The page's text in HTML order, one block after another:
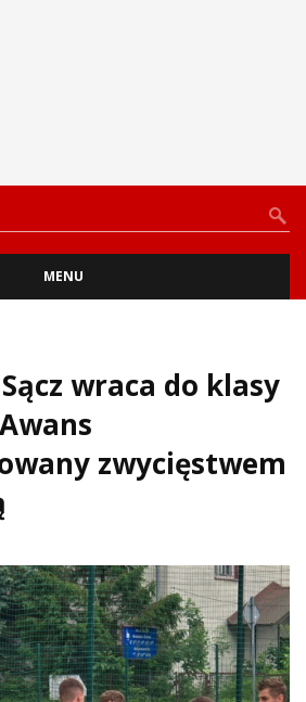
MENU
wraca do klasy
zwycięstwem